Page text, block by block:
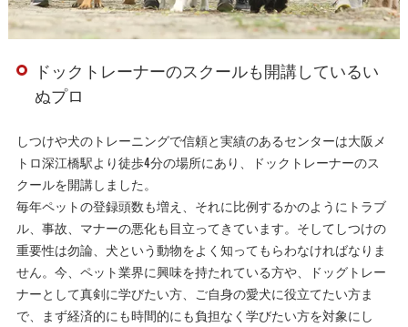
ドックトレーナーのスクールも開講しているい
ぬプロ
しつけや犬のトレーニングで信頼と実績のあるセンターは大阪メ
トロ深江橋駅より徒歩4分の場所にあり、ドックトレーナーのス
クールを開講しました。
毎年ペットの登録頭数も増え、それに比例するかのようにトラブ
ル、事故、マナーの悪化も目立ってきています。そしてしつけの
重要性は勿論、犬という動物をよく知ってもらわなければなりま
せん。今、ペット業界に興味を持たれている方や、ドッグトレー
ナーとして真剣に学びたい方、ご自身の愛犬に役立てたい方ま
で、まず経済的にも時間的にも負担なく学びたい方を対象にし